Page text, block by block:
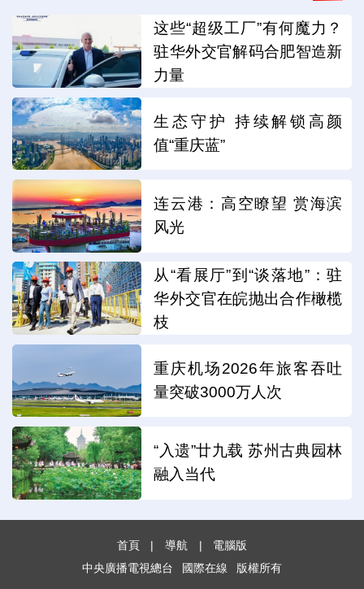
这些“超级工厂”有何魔力？
驻华外交官解码合肥智造新
力量
生态守护 持续解锁高颜
值“重庆蓝”
连云港：高空瞭望 赏海滨
风光
从“看展厅”到“谈落地”：驻
华外交官在皖抛出合作橄榄
枝
重庆机场2026年旅客吞吐
量突破3000万人次
“入遗”廿九载 苏州古典园林
融入当代
首頁 | 導航 |
電腦版
中央廣播電視總台
國際在線 版權所有